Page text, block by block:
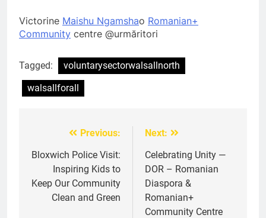
Victorine Maishu Ngamshao Romanian+
Community centre @urmăritori
Tagged:
voluntarysectorwalsallnorth
walsallforall
navigation
Previous:
Bloxwich Police Visit:
Inspiring Kids to
Keep Our Community
Clean and Green
Next:
Celebrating Unity —
DOR – Romanian
Diaspora &
Romanian+
Community Centre
A big THANK YOU! from
Romanian+ Community Centre
7
8
We come together to celebrate
VE Day
MEDIA